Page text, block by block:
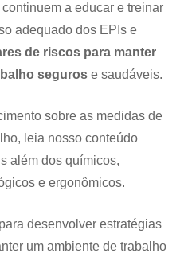
a educar e treinar
adequado dos EPIs e
de riscos para manter
seguros e saudáveis.
sobre as medidas de
leia nosso conteúdo
além dos químicos,
e ergonômicos.
desenvolver estratégias
um ambiente de trabalho